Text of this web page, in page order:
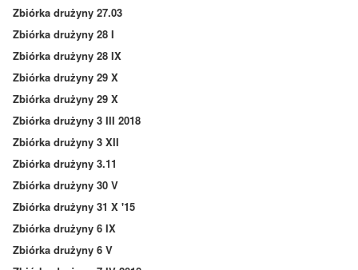
Zbiórka drużyny 27.03
Zbiórka drużyny 28 I
Zbiórka drużyny 28 IX
Zbiórka drużyny 29 X
Zbiórka drużyny 29 X
Zbiórka drużyny 3 III 2018
Zbiórka drużyny 3 XII
Zbiórka drużyny 3.11
Zbiórka drużyny 30 V
Zbiórka drużyny 31 X '15
Zbiórka drużyny 6 IX
Zbiórka drużyny 6 V